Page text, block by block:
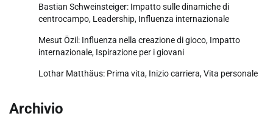
Bastian Schweinsteiger: Impatto sulle dinamiche di
centrocampo, Leadership, Influenza internazionale
Mesut Özil: Influenza nella creazione di gioco, Impatto
internazionale, Ispirazione per i giovani
Lothar Matthäus: Prima vita, Inizio carriera, Vita personale
Archivio